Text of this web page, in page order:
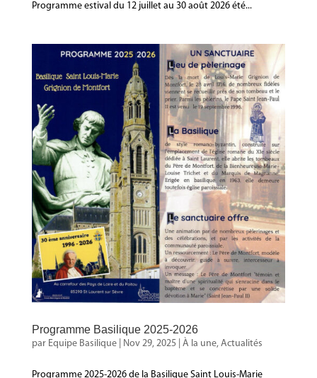
Programme estival du 12 juillet au 30 août 2026 été...
Programme Basilique 2025-2026
par Equipe Basilique| Nov 29, 2025 À la une, Actualités
Programme 2025-2026 de la Basilique Saint Louis-Marie